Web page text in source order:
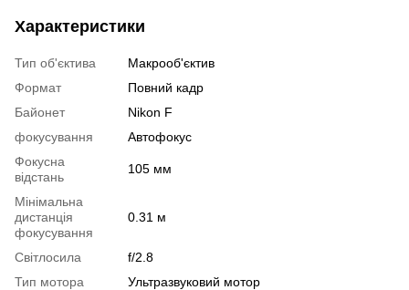
Характеристики
Тип об'єктива
Макрооб'єктив
Формат
Повний кадр
Байонет
Nikon F
фокусування
Автофокус
Фокусна
відстань
105 мм
Мінімальна
дистанція
фокусування
0.31 м
Світлосила
f/2.8
Тип мотора
Ультразвуковий мотор